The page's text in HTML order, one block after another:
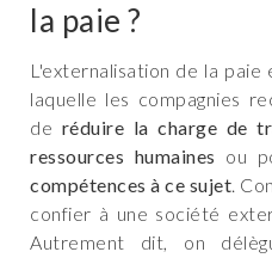
la paie ?
L'externalisation de la
laquelle les compagnies
de réduire la charge de
ressources humaines ou
compétences à ce sujet.
confier à une société
Autrement dit, on